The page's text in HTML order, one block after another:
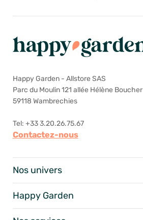
Happy Garden - Allstore SAS
Parc du Moulin 121 allée Hélène Boucher
59118 Wambrechies
Tel: +33 3.20.26.75.67
Contactez-nous
Nos univers
Happy Garden